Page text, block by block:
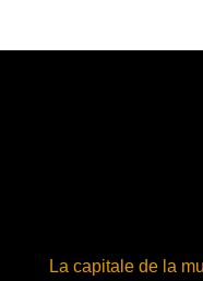
La capitale de la